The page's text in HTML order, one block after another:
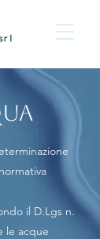
il D.Lgs n.
le acque